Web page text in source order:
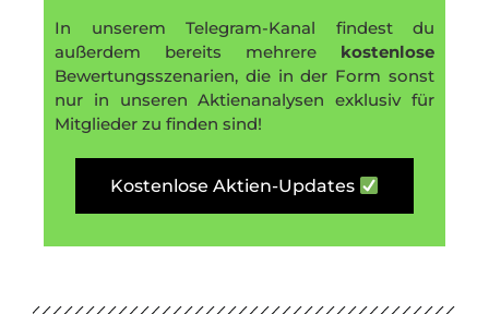
In unserem Telegram-Kanal findest du
außerdem bereits mehrere kostenlose
Bewertungsszenarien, die in der Form sonst
nur in unseren Aktienanalysen exklusiv für
Mitglieder zu finden sind!
Kostenlose Aktien-Updates